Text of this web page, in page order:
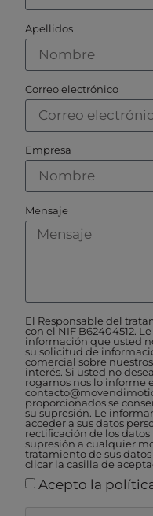
Apellidos
Correo electrónico
Empresa
Mensaje
El Responsable del
con el NIF B62404512.
información que usted
su solicitud de
comercial sobre
interés. Si usted no
rogamos nos lo informe
proporcionados se
su supresión. Le
acceder a sus datos
rectiﬁcación de los datos
supresión a cualquier
tratamiento de sus
clicar la casilla de
Acepto la